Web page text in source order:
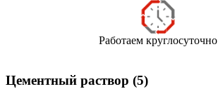
Работаем круглосуточно
Цементный раствор (5)